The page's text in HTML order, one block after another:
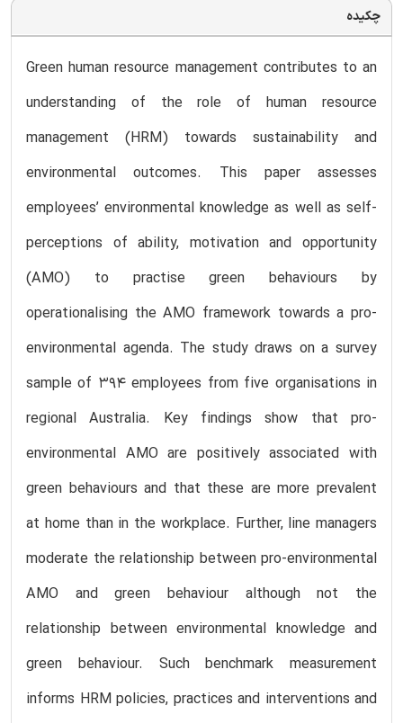
چکیده
Green human resource management contributes to an
understanding of the role of human resource
management (HRM) towards sustainability and
environmental outcomes. This paper assesses
employees’ environmental knowledge as well as self-
perceptions of ability, motivation and opportunity
(AMO) to practise green behaviours by
operationalising the AMO framework towards a pro-
environmental agenda. The study draws on a survey
sample of 394 employees from five organisations in
regional Australia. Key findings show that pro-
environmental AMO are positively associated with
green behaviours and that these are more prevalent
at home than in the workplace. Further, line managers
moderate the relationship between pro-environmental
AMO and green behaviour although not the
relationship between environmental knowledge and
green behaviour. Such benchmark measurement
informs HRM policies, practices and interventions and